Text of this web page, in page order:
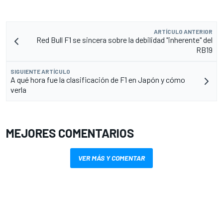
ARTÍCULO ANTERIOR
Red Bull F1 se sincera sobre la debilidad "inherente" del
RB19
SIGUIENTE ARTÍCULO
A qué hora fue la clasificación de F1 en Japón y cómo
verla
MEJORES COMENTARIOS
VER MÁS Y COMENTAR